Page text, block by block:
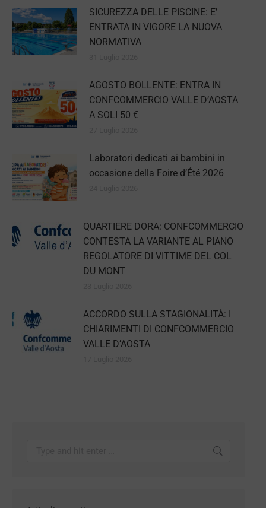
SICUREZZA DELLE PISCINE: E’
ENTRATA IN VIGORE LA NUOVA
NORMATIVA
AGOSTO BOLLENTE: ENTRA IN
CONFCOMMERCIO VALLE D’AOSTA
A SOLI 50 €
Laboratori dedicati ai bambini in
occasione della Foire d’Été 2026
QUARTIERE DORA: CONFCOMMERCIO
CONTESTA LA VARIANTE AL PIANO
REGOLATORE DI VITTIME DEL COL
DU MONT
ACCORDO SULLA STAGIONALITÀ: I
CHIARIMENTI DI CONFCOMMERCIO
VALLE D’AOSTA